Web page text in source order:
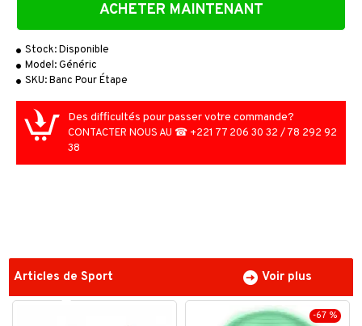
Stock:Disponible
Model:Généric
SKU:Banc Pour Étape
ACHETER MAINTENANT
Des difficultés pour passer votre commande?
CONTACTER NOUS AU ☎ +221 77 206 30 32 / 78 292 92
38
Articles de Sport Voir plus
-67 %